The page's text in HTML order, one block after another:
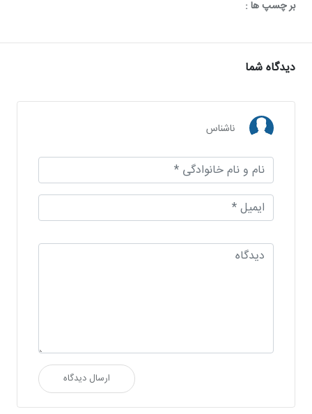
بر چسپ ها :
دیدگاه شما
ناشناس
ارسال دیدگاه